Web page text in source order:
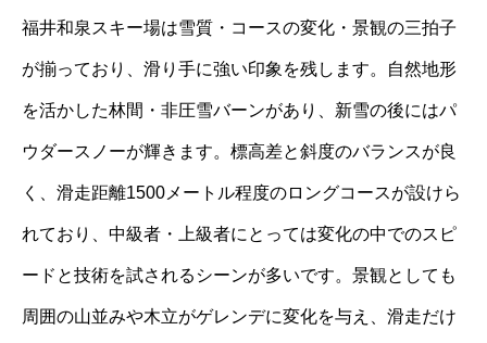
福井和泉スキー場は雪質・コースの変化・景観の三拍子
が揃っており、滑り手に強い印象を残します。自然地形
を活かした林間・非圧雪バーンがあり、新雪の後にはパ
ウダースノーが輝きます。標高差と斜度のバランスが良
く、滑走距離1500メートル程度のロングコースが設けら
れており、中級者・上級者にとっては変化の中でのスピ
ードと技術を試されるシーンが多いです。景観としても
周囲の山並みや木立がゲレンデに変化を与え、滑走だけ